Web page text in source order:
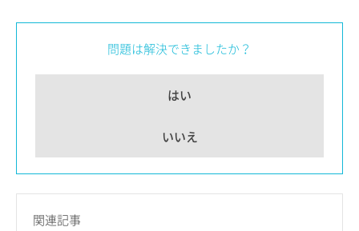
問題は解決できましたか？
はい
いいえ
関連記事